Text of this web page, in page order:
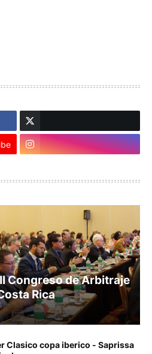
Congreso de Arbitraje
Rica
Clasico copa iberico - Saprissa